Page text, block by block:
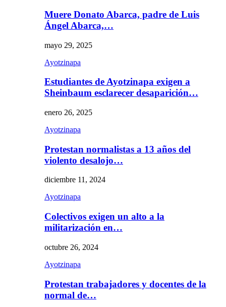
Muere Donato Abarca, padre de Luis
Ángel Abarca,…
mayo 29, 2025
Ayotzinapa
Estudiantes de Ayotzinapa exigen a
Sheinbaum esclarecer desaparición…
enero 26, 2025
Ayotzinapa
Protestan normalistas a 13 años del
violento desalojo…
diciembre 11, 2024
Ayotzinapa
Colectivos exigen un alto a la
militarización en…
octubre 26, 2024
Ayotzinapa
Protestan trabajadores y docentes de la
normal de…